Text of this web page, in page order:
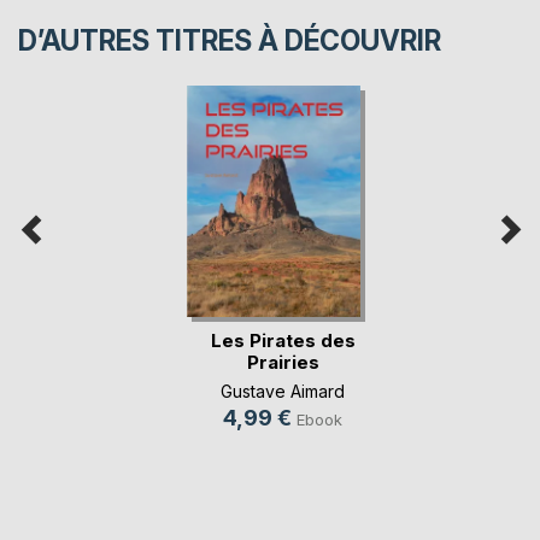
D’AUTRES TITRES À DÉCOUVRIR
Les Pirates des
Prairies
Gustave Aimard
4,99 € Ebook